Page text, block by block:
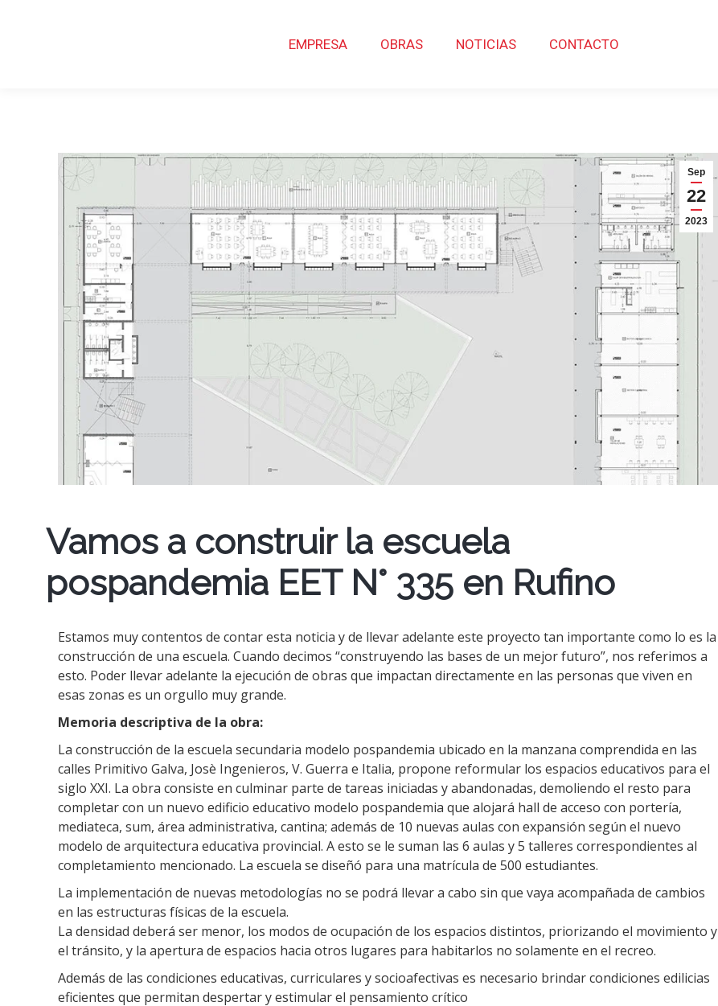
EMPRESA OBRAS NOTICIAS CONTACTO
Sep
22
2023
Vamos a construir la escuela
pospandemia EET N° 335 en Rufino
Estamos muy contentos de contar esta noticia y de llevar adelante este proyecto tan importante como lo es la
construcción de una escuela. Cuando decimos “construyendo las bases de un mejor futuro”, nos referimos a
esto. Poder llevar adelante la ejecución de obras que impactan directamente en las personas que viven en
esas zonas es un orgullo muy grande.
Memoria descriptiva de la obra:
La construcción de la escuela secundaria modelo pospandemia ubicado en la manzana comprendida en las
calles Primitivo Galva, Josè Ingenieros, V. Guerra e Italia, propone reformular los espacios educativos para el
siglo XXI. La obra consiste en culminar parte de tareas iniciadas y abandonadas, demoliendo el resto para
completar con un nuevo edificio educativo modelo pospandemia que alojará hall de acceso con portería,
mediateca, sum, área administrativa, cantina; además de 10 nuevas aulas con expansión según el nuevo
modelo de arquitectura educativa provincial. A esto se le suman las 6 aulas y 5 talleres correspondientes al
completamiento mencionado. La escuela se diseñó para una matrícula de 500 estudiantes.
La implementación de nuevas metodologías no se podrá llevar a cabo sin que vaya acompañada de cambios
en las estructuras físicas de la escuela.
La densidad deberá ser menor, los modos de ocupación de los espacios distintos, priorizando el movimiento y
el tránsito, y la apertura de espacios hacia otros lugares para habitarlos no solamente en el recreo.
Además de las condiciones educativas, curriculares y socioafectivas es necesario brindar condiciones edilicias
eficientes que permitan despertar y estimular el pensamiento crítico